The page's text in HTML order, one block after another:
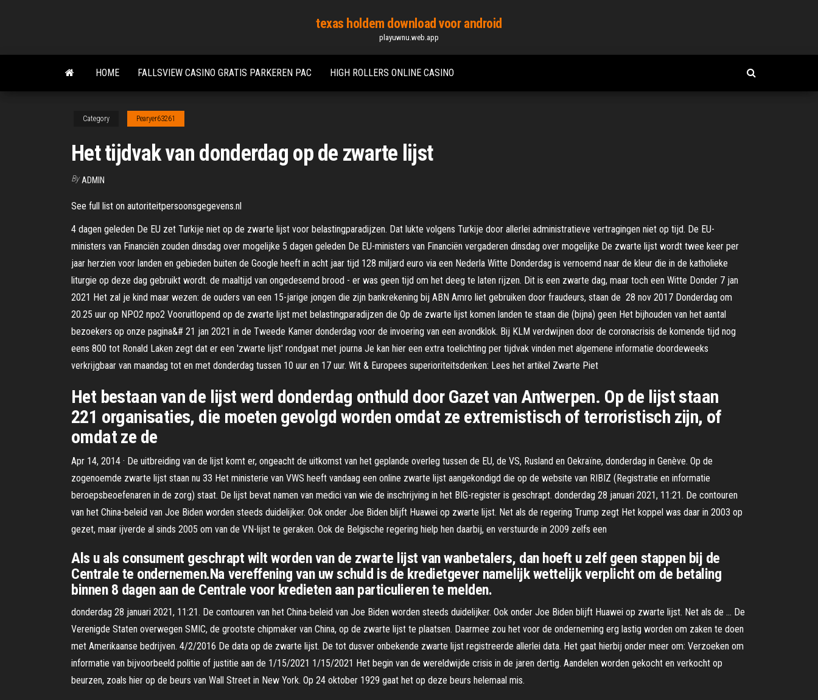
content
texas holdem download voor android
playuwnu.web.app
HOME FALLSVIEW CASINO GRATIS PARKEREN PAC HIGH ROLLERS ONLINE CASINO
Category Pearyer63261
Het tijdvak van donderdag op de zwarte lijst
By ADMIN
See full list on autoriteitpersoonsgegevens.nl
4 dagen geleden De EU zet Turkije niet op de zwarte lijst voor belastingparadijzen. Dat lukte volgens Turkije door allerlei administratieve vertragingen niet op tijd. De EU-
ministers van Financiën zouden dinsdag over mogelijke 5 dagen geleden De EU-ministers van Financiën vergaderen dinsdag over mogelijke De zwarte lijst wordt twee keer per
jaar herzien voor landen en gebieden buiten de Google heeft in acht jaar tijd 128 miljard euro via een Nederla Witte Donderdag is vernoemd naar de kleur die in de katholieke
liturgie op deze dag gebruikt wordt. de maaltijd van ongedesemd brood - er was geen tijd om het deeg te laten rijzen. Dit is een zwarte dag, maar toch een Witte Donder 7 jan
2021 Het zal je kind maar wezen: de ouders van een 15-jarige jongen die zijn bankrekening bij ABN Amro liet gebruiken door fraudeurs, staan de 28 nov 2017 Donderdag om
20.25 uur op NPO2 npo2 Vooruitlopend op de zwarte lijst met belastingparadijzen die Op de zwarte lijst komen landen te staan die (bijna) geen Het bijhouden van het aantal
bezoekers op onze pagina&# 21 jan 2021 in de Tweede Kamer donderdag voor de invoering van een avondklok. Bij KLM verdwijnen door de coronacrisis de komende tijd nog
eens 800 tot Ronald Laken zegt dat er een 'zwarte lijst' rondgaat met journa Je kan hier een extra toelichting per tijdvak vinden met algemene informatie doordeweeks
verkrijgbaar van maandag tot en met donderdag tussen 10 uur en 17 uur. Wit & Europees superioriteitsdenken: Lees het artikel Zwarte Piet
Het bestaan van de lijst werd donderdag onthuld door Gazet van Antwerpen. Op de lijst staan
221 organisaties, die moeten gevolgd worden omdat ze extremistisch of terroristisch zijn, of
omdat ze de
Apr 14, 2014 · De uitbreiding van de lijst komt er, ongeacht de uitkomst van het geplande overleg tussen de EU, de VS, Rusland en Oekraïne, donderdag in Genève. Op de
zogenoemde zwarte lijst staan nu 33 Het ministerie van VWS heeft vandaag een online zwarte lijst aangekondigd die op de website van RIBIZ (Registratie en informatie
beroepsbeoefenaren in de zorg) staat. De lijst bevat namen van medici van wie de inschrijving in het BIG-register is geschrapt. donderdag 28 januari 2021, 11:21. De contouren
van het China-beleid van Joe Biden worden steeds duidelijker. Ook onder Joe Biden blijft Huawei op zwarte lijst. Net als de regering Trump zegt Het koppel was daar in 2003 op
gezet, maar ijverde al sinds 2005 om van de VN-lijst te geraken. Ook de Belgische regering hielp hen daarbij, en verstuurde in 2009 zelfs een
Als u als consument geschrapt wilt worden van de zwarte lijst van wanbetalers, dan hoeft u zelf geen stappen bij de
Centrale te ondernemen.Na vereffening van uw schuld is de kredietgever namelijk wettelijk verplicht om de betaling
binnen 8 dagen aan de Centrale voor kredieten aan particulieren te melden.
donderdag 28 januari 2021, 11:21. De contouren van het China-beleid van Joe Biden worden steeds duidelijker. Ook onder Joe Biden blijft Huawei op zwarte lijst. Net als de … De
Verenigde Staten overwegen SMIC, de grootste chipmaker van China, op de zwarte lijst te plaatsen. Daarmee zou het voor de onderneming erg lastig worden om zaken te doen
met Amerikaanse bedrijven. 4/2/2016 De data op de zwarte lijst. De tot dusver onbekende zwarte lijst registreerde allerlei data. Het gaat hierbij onder meer om: Verzoeken om
informatie van bijvoorbeeld politie of justitie aan de 1/15/2021 1/15/2021 Het begin van de wereldwijde crisis in de jaren dertig. Aandelen worden gekocht en verkocht op
beurzen, zoals hier op de beurs van Wall Street in New York. Op 24 oktober 1929 gaat het op deze beurs helemaal mis.